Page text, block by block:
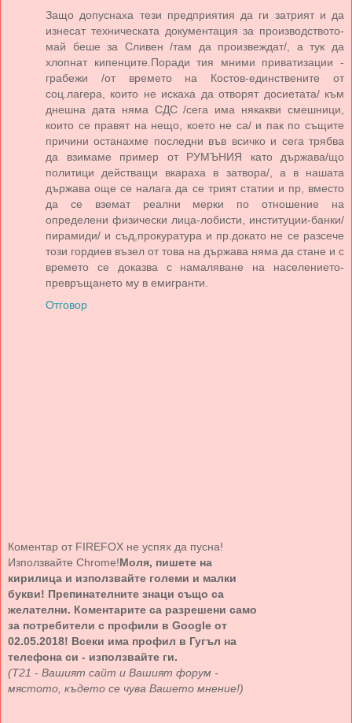
Защо допуснаха тези предприятия да ги затрият и да
изнесат техническата документация за производството-
май беше за Сливен /там да произвеждат/, а тук да
хлопнат кипенците.Поради тия мними приватизации -
грабежи /от времето на Костов-единствените от
соц.лагера, които не искаха да отворят досиетата/ към
днешна дата няма СДС /сега има някакви смешници,
които се правят на нещо, което не са/ и пак по същите
причини останахме последни във всичко и сега трябва
да взимаме пример от РУМЪНИЯ като държава/що
политици действащи вкараха в затвора/, а в нашата
държава още се налага да се трият статии и пр, вместо
да се вземат реални мерки по отношение на
определени физически лица-лобисти, институции-банки/
пирамиди/ и съд,прокуратура и пр.докато не се разсече
този гордиев възел от това на държава няма да стане и с
времето се доказва с намаляване на населението-
превръщането му в емигранти.
Отговор
Коментар от FIREFOX не успях да пусна!
Използвайте Chrome!Моля, пишете на
кирилица и използвайте големи и малки
букви! Препинателните знаци също са
желателни. Коментарите са разрешени само
за потребители с профили в Google от
02.05.2018! Всеки има профил в Гугъл на
телефона си - използвайте ги.
(Т21 - Вашият сайт и Вашият форум -
мястото, където се чува Вашето мнение!)